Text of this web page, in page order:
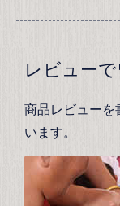
レビュー
商品レビューを
います。